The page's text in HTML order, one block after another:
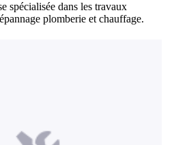
spécialisée dans les travaux
plomberie et chauffage.